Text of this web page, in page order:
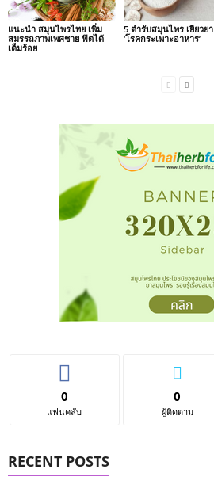
แนะนำ สมุนไพรไทย เพิ่ม
สมรรถภาพเพศชาย ฟิตได้
เต็มร้อย
5 ตำรับสมุนไพร เยียวยา
‘โรคกระเพาะอาหาร’
0
แฟนคลับ
0
ผู้ติดตาม
RECENT POSTS